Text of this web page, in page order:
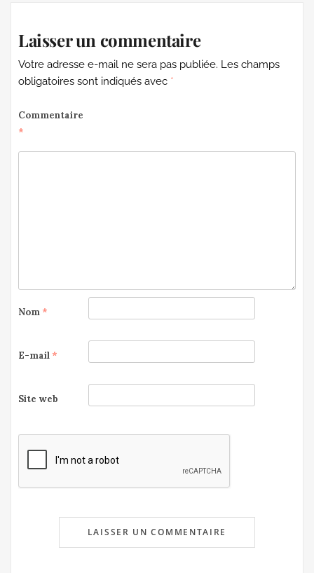
Laisser un commentaire
Votre adresse e-mail ne sera pas publiée. Les champs
obligatoires sont indiqués avec *
Commentaire
*
Nom *
E-mail *
Site web